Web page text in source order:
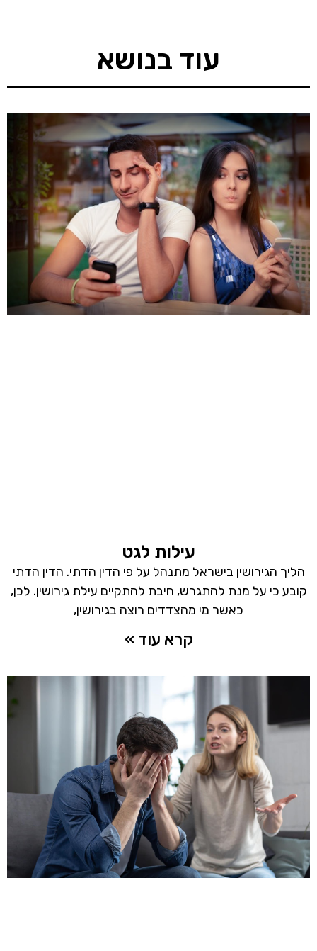
עוד בנושא
עילות לגט
הליך הגירושין בישראל מתנהל על פי הדין הדתי. הדין הדתי
קובע כי על מנת להתגרש, חיבת להתקיים עילת גירושין. לכן,
כאשר מי מהצדדים רוצה בגירושין,
קרא עוד »